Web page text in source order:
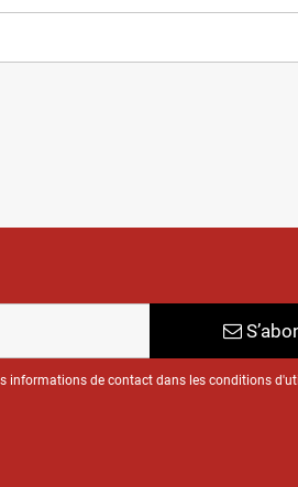
informations de contact dans les conditions